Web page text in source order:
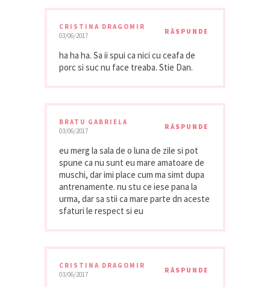
CRISTINA DRAGOMIR
03/06/2017
RĂSPUNDE
ha ha ha. Sa ii spui ca nici cu ceafa de
porc si suc nu face treaba. Stie Dan.
BRATU GABRIELA
03/06/2017
RĂSPUNDE
eu merg la sala de o luna de zile si pot
spune ca nu sunt eu mare amatoare de
muschi, dar imi place cum ma simt dupa
antrenamente. nu stu ce iese pana la
urma, dar sa stii ca mare parte dn aceste
sfaturi le respect si eu
CRISTINA DRAGOMIR
03/06/2017
RĂSPUNDE